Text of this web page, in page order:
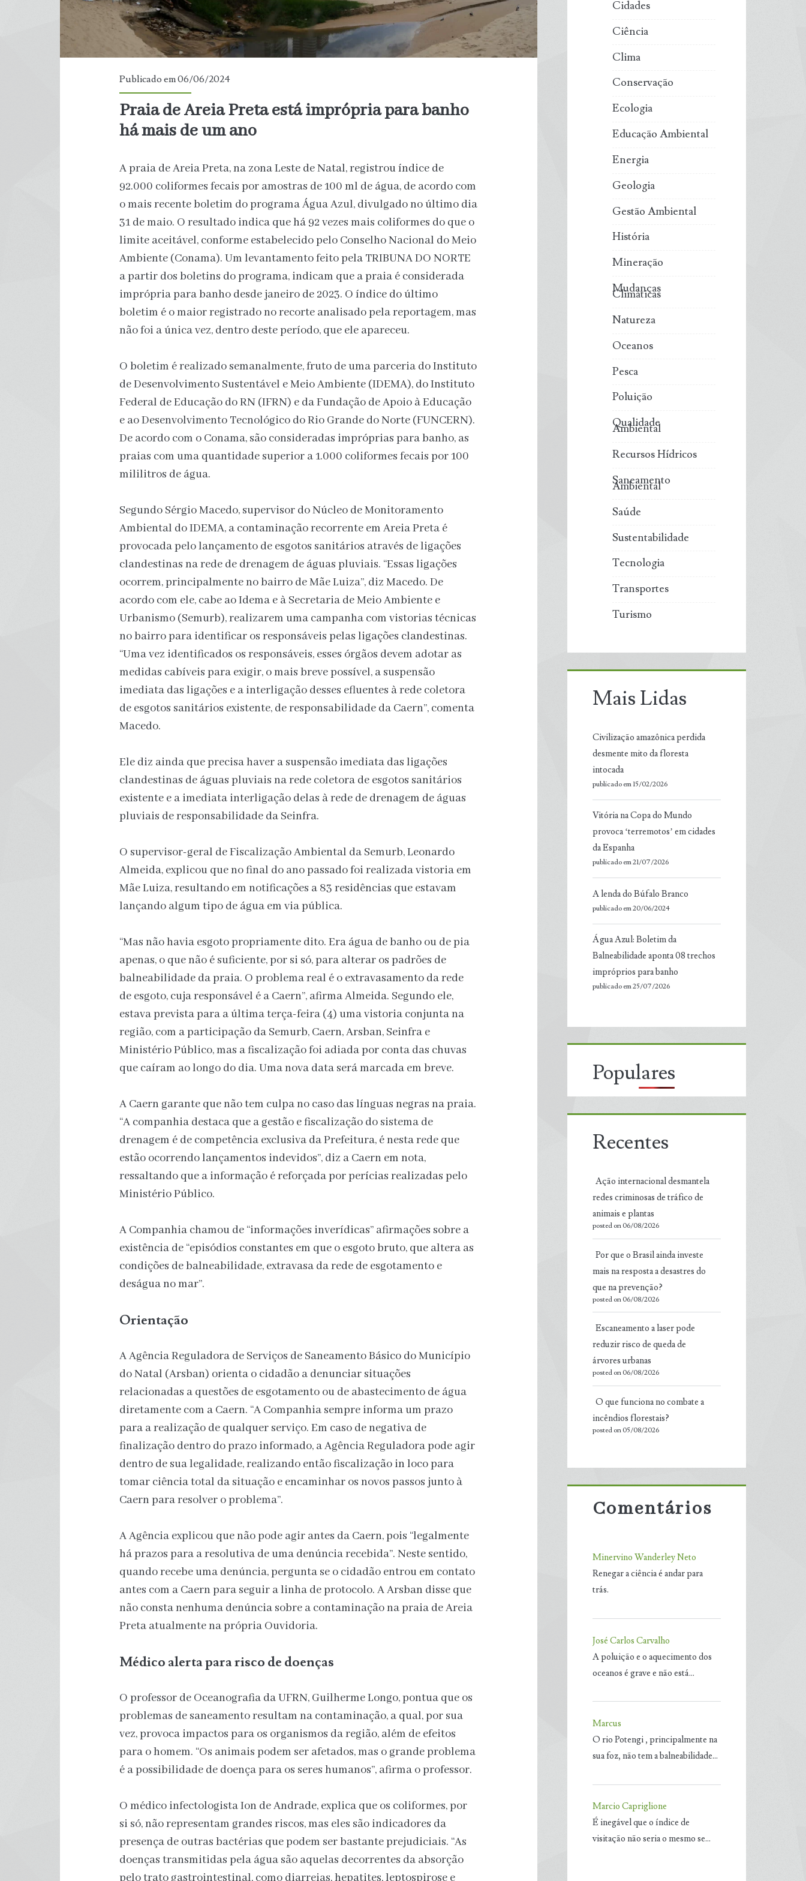
Publicado em 06/06/2024
Praia de Areia Preta está imprópria para banho
há mais de um ano
A praia de Areia Preta, na zona Leste de Natal, registrou índice de
92.000 coliformes fecais por amostras de 100 ml de água, de acordo com
o mais recente boletim do programa Água Azul, divulgado no último dia
31 de maio. O resultado indica que há 92 vezes mais coliformes do que o
limite aceitável, conforme estabelecido pelo Conselho Nacional do Meio
Ambiente (Conama). Um levantamento feito pela TRIBUNA DO NORTE
a partir dos boletins do programa, indicam que a praia é considerada
imprópria para banho desde janeiro de 2023. O índice do último
boletim é o maior registrado no recorte analisado pela reportagem, mas
não foi a única vez, dentro deste período, que ele apareceu.
O boletim é realizado semanalmente, fruto de uma parceria do Instituto
de Desenvolvimento Sustentável e Meio Ambiente (IDEMA), do Instituto
Federal de Educação do RN (IFRN) e da Fundação de Apoio à Educação
e ao Desenvolvimento Tecnológico do Rio Grande do Norte (FUNCERN).
De acordo com o Conama, são consideradas impróprias para banho, as
praias com uma quantidade superior a 1.000 coliformes fecais por 100
mililitros de água.
Segundo Sérgio Macedo, supervisor do Núcleo de Monitoramento
Ambiental do IDEMA, a contaminação recorrente em Areia Preta é
provocada pelo lançamento de esgotos sanitários através de ligações
clandestinas na rede de drenagem de águas pluviais. “Essas ligações
ocorrem, principalmente no bairro de Mãe Luiza”, diz Macedo. De
acordo com ele, cabe ao Idema e à Secretaria de Meio Ambiente e
Urbanismo (Semurb), realizarem uma campanha com vistorias técnicas
no bairro para identificar os responsáveis pelas ligações clandestinas.
“Uma vez identificados os responsáveis, esses órgãos devem adotar as
medidas cabíveis para exigir, o mais breve possível, a suspensão
imediata das ligações e a interligação desses efluentes à rede coletora
de esgotos sanitários existente, de responsabilidade da Caern”, comenta
Macedo.
Ele diz ainda que precisa haver a suspensão imediata das ligações
clandestinas de águas pluviais na rede coletora de esgotos sanitários
existente e a imediata interligação delas à rede de drenagem de águas
pluviais de responsabilidade da Seinfra.
O supervisor-geral de Fiscalização Ambiental da Semurb, Leonardo
Almeida, explicou que no final do ano passado foi realizada vistoria em
Mãe Luiza, resultando em notificações a 83 residências que estavam
lançando algum tipo de água em via pública.
“Mas não havia esgoto propriamente dito. Era água de banho ou de pia
apenas, o que não é suficiente, por si só, para alterar os padrões de
balneabilidade da praia. O problema real é o extravasamento da rede
de esgoto, cuja responsável é a Caern”, afirma Almeida. Segundo ele,
estava prevista para a última terça-feira (4) uma vistoria conjunta na
região, com a participação da Semurb, Caern, Arsban, Seinfra e
Ministério Público, mas a fiscalização foi adiada por conta das chuvas
que caíram ao longo do dia. Uma nova data será marcada em breve.
A Caern garante que não tem culpa no caso das línguas negras na praia.
“A companhia destaca que a gestão e fiscalização do sistema de
drenagem é de competência exclusiva da Prefeitura, é nesta rede que
estão ocorrendo lançamentos indevidos”, diz a Caern em nota,
ressaltando que a informação é reforçada por perícias realizadas pelo
Ministério Público.
A Companhia chamou de “informações inverídicas” afirmações sobre a
existência de “episódios constantes em que o esgoto bruto, que altera as
condições de balneabilidade, extravasa da rede de esgotamento e
deságua no mar”.
Orientação
A Agência Reguladora de Serviços de Saneamento Básico do Município
do Natal (Arsban) orienta o cidadão a denunciar situações
relacionadas a questões de esgotamento ou de abastecimento de água
diretamente com a Caern. “A Companhia sempre informa um prazo
para a realização de qualquer serviço. Em caso de negativa de
finalização dentro do prazo informado, a Agência Reguladora pode agir
dentro de sua legalidade, realizando então fiscalização in loco para
tomar ciência total da situação e encaminhar os novos passos junto à
Caern para resolver o problema”.
A Agência explicou que não pode agir antes da Caern, pois “legalmente
há prazos para a resolutiva de uma denúncia recebida”. Neste sentido,
quando recebe uma denúncia, pergunta se o cidadão entrou em contato
antes com a Caern para seguir a linha de protocolo. A Arsban disse que
não consta nenhuma denúncia sobre a contaminação na praia de Areia
Preta atualmente na própria Ouvidoria.
Médico alerta para risco de doenças
O professor de Oceanografia da UFRN, Guilherme Longo, pontua que os
problemas de saneamento resultam na contaminação, a qual, por sua
vez, provoca impactos para os organismos da região, além de efeitos
para o homem. “Os animais podem ser afetados, mas o grande problema
é a possibilidade de doença para os seres humanos”, afirma o professor.
O médico infectologista Ion de Andrade, explica que os coliformes, por
si só, não representam grandes riscos, mas eles são indicadores da
presença de outras bactérias que podem ser bastante prejudiciais. “As
doenças transmitidas pela água são aquelas decorrentes da absorção
Cidades
Ciência
Clima
Conservação
Ecologia
Educação Ambiental
Energia
Geologia
Gestão Ambiental
História
Mineração
Mudanças
Climáticas
Natureza
Oceanos
Pesca
Poluição
Qualidade
Ambiental
Recursos Hídricos
Saneamento
Ambiental
Saúde
Sustentabilidade
Tecnologia
Transportes
Turismo
Mais Lidas
Civilização amazônica perdida
desmente mito da floresta
intocada
publicado em 15/02/2026
Vitória na Copa do Mundo
provoca ‘terremotos’ em cidades
da Espanha
publicado em 21/07/2026
A lenda do Búfalo Branco
publicado em 20/06/2024
Água Azul: Boletim da
Balneabilidade aponta 08 trechos
impróprios para banho
publicado em 25/07/2026
Populares
Recentes
Ação internacional desmantela
redes criminosas de tráfico de
animais e plantas
posted on 06/08/2026
Por que o Brasil ainda investe
mais na resposta a desastres do
que na prevenção?
posted on 06/08/2026
Escaneamento a laser pode
reduzir risco de queda de
árvores urbanas
posted on 06/08/2026
O que funciona no combate a
incêndios florestais?
posted on 05/08/2026
Comentários
Minervino Wanderley Neto
Renegar a ciência é andar para
trás.
José Carlos Carvalho
A poluição e o aquecimento dos
oceanos é grave e não está…
Marcus
O rio Potengi , principalmente na
sua foz, não tem a balneabilidade…
Marcio Capriglione
É inegável que o índice de
visitação não seria o mesmo se…